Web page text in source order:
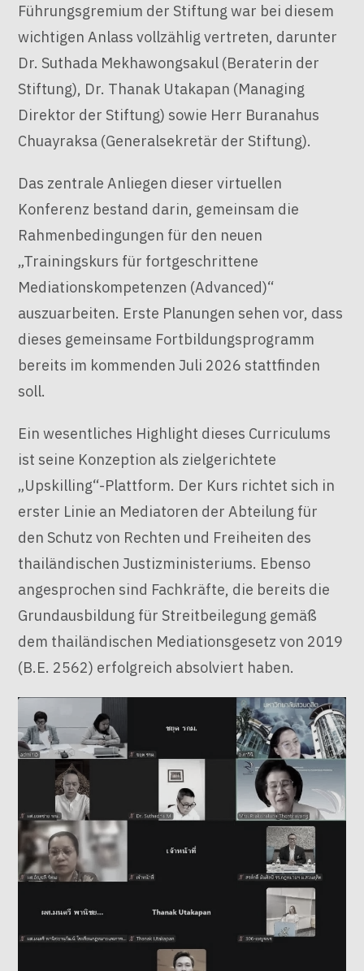
Führungsgremium der Stiftung war bei diesem
wichtigen Anlass vollzählig vertreten, darunter
Dr. Suthada Mekhawongsakul (Beraterin der
Stiftung), Dr. Thanak Utakapan (Managing
Direktor der Stiftung) sowie Herr Buranahus
Chuayraksa (Generalsekretär der Stiftung).
Das zentrale Anliegen dieser virtuellen
Konferenz bestand darin, gemeinsam die
Rahmenbedingungen für den neuen
„Trainingskurs für fortgeschrittene
Mediationskompetenzen (Advanced)“
auszuarbeiten. Erste Planungen sehen vor, dass
dieses gemeinsame Fortbildungsprogramm
bereits im kommenden Juli 2026 stattfinden
soll.
Ein wesentliches Highlight dieses Curriculums
ist seine Konzeption als zielgerichtete
„Upskilling“-Plattform. Der Kurs richtet sich in
erster Linie an Mediatoren der Abteilung für
den Schutz von Rechten und Freiheiten des
thailändischen Justizministeriums. Ebenso
angesprochen sind Fachkräfte, die bereits die
Grundausbildung für Streitbeilegung gemäß
dem thailändischen Mediationsgesetz von 2019
(B.E. 2562) erfolgreich absolviert haben.